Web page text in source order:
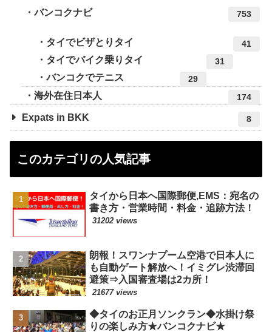
バンコクナビ 753
タイでビザとりタイ 41
タイでバイク乗りタイ 31
バンコクでテニス 29
海外在住日本人 174
Expats in BKK 8
このカテゴリの人気記事
タイから日本へ国際郵便,EMS：宛名の
書き方・営業時間・料金・追跡方法！
31202 views
朗報！スワンナプーム空港で日本人に
も自動ゲート解放へ！イミグレ渋滞回
避策⇒入国審査場は2カ所！
21677 views
◆タイのお正月ソンクラン◆水掛け祭
りの楽しみ方★バンコクナビ★